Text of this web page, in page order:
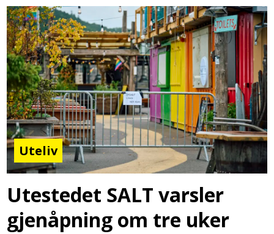
Uteliv
Utestedet SALT varsler
gjenåpning om tre uker